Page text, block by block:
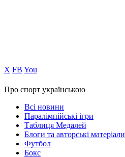
Х FB You
Про спорт українською
Всі новини
Паралімпійські ігри
Таблиця Медалей
Блоги та авторські матеріали
Футбол
Бокс